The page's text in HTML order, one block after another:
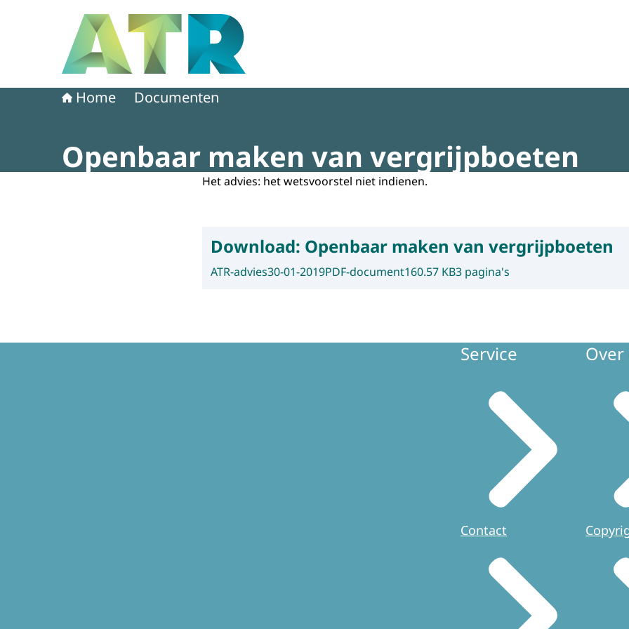
Home Documenten
Openbaar maken van vergrijpboeten
Het advies: het wetsvoorstel niet indienen.
Download: Openbaar maken van vergrijpboeten
ATR-advies30-01-2019PDF-document160.57 KB3 pagina's
Service
Contact
Over